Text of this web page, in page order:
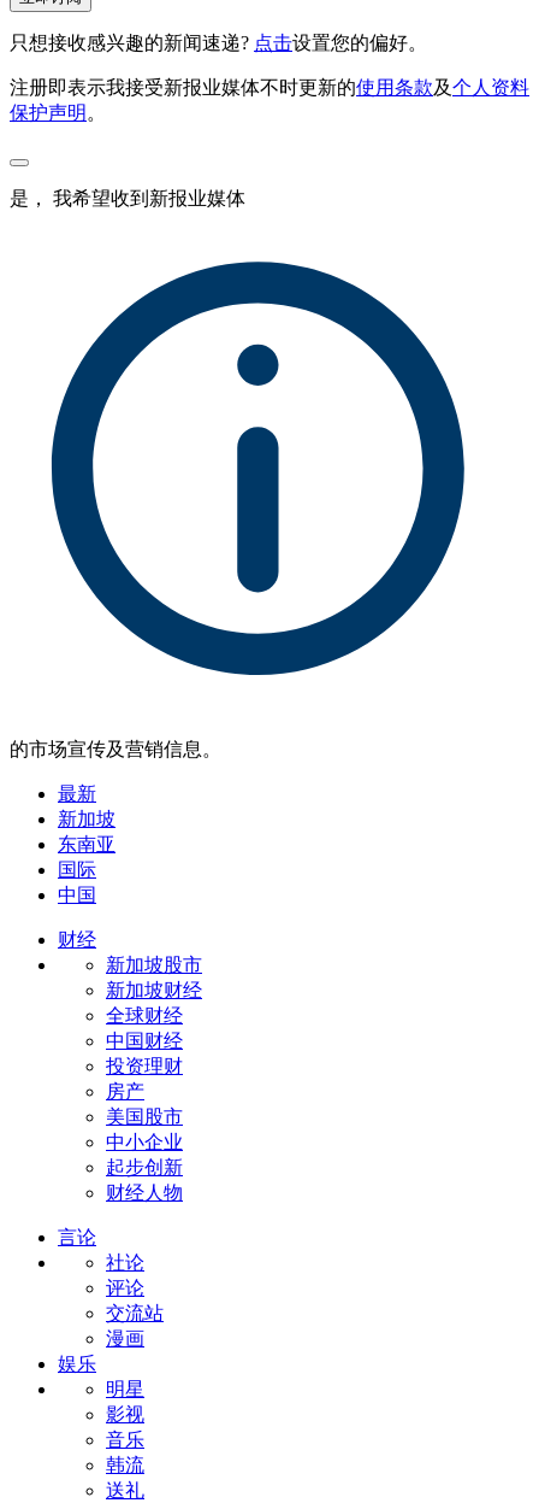
只想接收感兴趣的新闻速递? 点击设置您的偏好。
注册即表示我接受新报业媒体不时更新的使用条款及个人资料
保护声明 。
是， 我希望收到新报业媒体
的市场宣传及营销信息。
最新
新加坡
东南亚
国际
中国
财经
新加坡股市
新加坡财经
全球财经
中国财经
投资理财
房产
美国股市
中小企业
起步创新
财经人物
言论
社论
评论
交流站
漫画
娱乐
明星
影视
音乐
韩流
送礼